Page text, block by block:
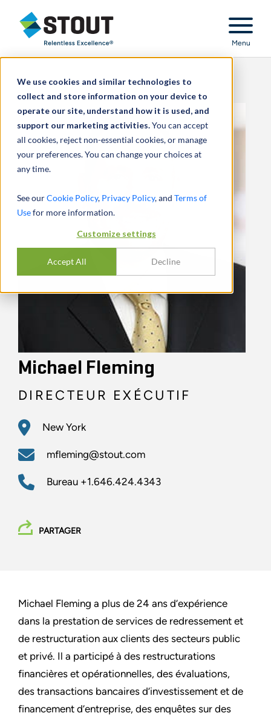
We use cookies and similar technologies to
collect and store information on your device to
operate our site, understand how it is used, and
support our marketing activities.You can accept
all cookies, reject non-essential cookies, or manage
your preferences. You can change your choices at
any time.
See ourCookie Policy, Privacy Policy, and Terms of
Usefor more information.
Customize settings
Accept All Decline
Stout Relentless Excellence
Menu
Michael Fleming
DIRECTEUR EXÉCUTIF
New York
mfleming@stout.com
Bureau +1.646.424.4343
PARTAGER
Michael Fleming a plus de 24 ans d’expérience
dans la prestation de services de redressement et
de restructuration aux clients des secteurs public
et privé. Il a participé à des restructurations
financières et opérationnelles, des évaluations,
des transactions bancaires d’investissement et de
financement d’entreprise, des enquêtes sur des